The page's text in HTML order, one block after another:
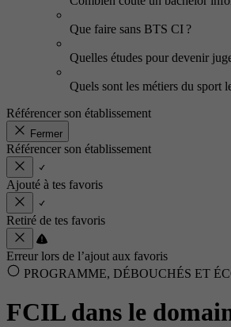
Que faire sans BTS CI ?
Quelles études pour devenir
Quels sont les métiers du sport
Référencer son établissement
Fermer
Référencer son établissement
Ajouté à tes favoris
Retiré de tes favoris
Erreur lors de l’ajout aux favoris
PROGRAMME, DÉBOUCHÉS ET
FCIL dans le